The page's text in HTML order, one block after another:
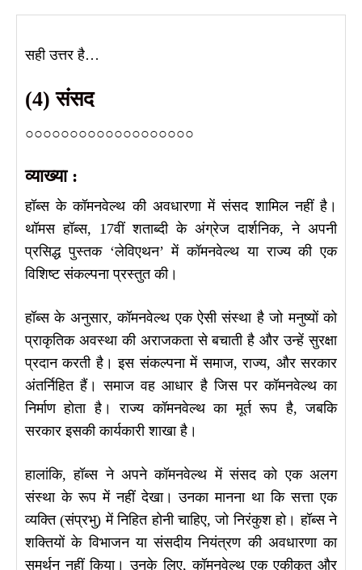
सही उत्तर है…
(4) संसद
○○○○○○○○○○○○○○○○○○○
व्याख्या :
हॉब्स के कॉमनवेल्थ की अवधारणा में संसद शामिल नहीं है।
थॉमस हॉब्स, 17वीं शताब्दी के अंग्रेज दार्शनिक, ने अपनी
प्रसिद्ध पुस्तक ‘लेविएथन’ में कॉमनवेल्थ या राज्य की एक
विशिष्ट संकल्पना प्रस्तुत की।
हॉब्स के अनुसार, कॉमनवेल्थ एक ऐसी संस्था है जो मनुष्यों को
प्राकृतिक अवस्था की अराजकता से बचाती है और उन्हें सुरक्षा
प्रदान करती है। इस संकल्पना में समाज, राज्य, और सरकार
अंतर्निहित हैं। समाज वह आधार है जिस पर कॉमनवेल्थ का
निर्माण होता है। राज्य कॉमनवेल्थ का मूर्त रूप है, जबकि
सरकार इसकी कार्यकारी शाखा है।
हालांकि, हॉब्स ने अपने कॉमनवेल्थ में संसद को एक अलग
संस्था के रूप में नहीं देखा। उनका मानना था कि सत्ता एक
व्यक्ति (संप्रभु) में निहित होनी चाहिए, जो निरंकुश हो। हॉब्स ने
शक्तियों के विभाजन या संसदीय नियंत्रण की अवधारणा का
समर्थन नहीं किया। उनके लिए, कॉमनवेल्थ एक एकीकृत और